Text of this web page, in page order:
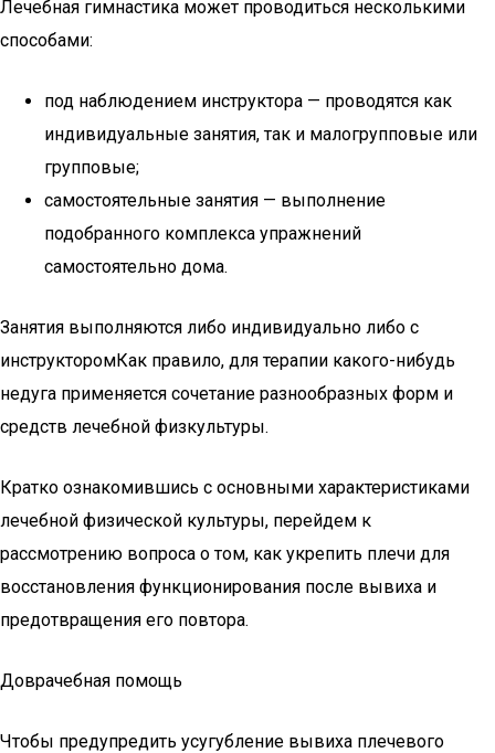
Лечебная гимнастика может проводиться несколькими
способами:
под наблюдением инструктора — проводятся как
индивидуальные занятия, так и малогрупповые или
групповые;
самостоятельные занятия — выполнение
подобранного комплекса упражнений
самостоятельно дома.
Занятия выполняются либо индивидуально либо с
инструкторомКак правило, для терапии какого-нибудь
недуга применяется сочетание разнообразных форм и
средств лечебной физкультуры.
Кратко ознакомившись с основными характеристиками
лечебной физической культуры, перейдем к
рассмотрению вопроса о том, как укрепить плечи для
восстановления функционирования после вывиха и
предотвращения его повтора.
Доврачебная помощь
Чтобы предупредить усугубление вывиха плечевого